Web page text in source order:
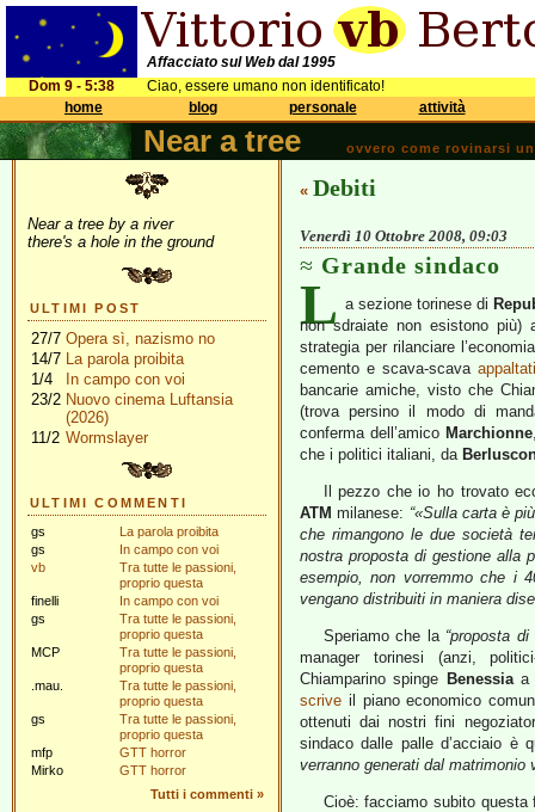
Affacciato sul Web dal 1995
Dom 9 - 5:38
Ciao, essere umano non identificato!
home
blog personale attività
Near a tree ovvero come rovinarsi
Near a tree by a river
there's a hole in the ground
ULTIMI POST
27/7 Opera sì, nazismo no
14/7 La parola proibita
1/4
In campo con voi
23/2 Nuovo cinema Luftansia
(2026)
11/2 Wormslayer
ULTIMI COMMENTI
gs
La parola proibita
gs
In campo con voi
vb
Tra tutte le passioni,
proprio questa
finelli
In campo con voi
gs
Tra tutte le passioni,
proprio questa
MCP
Tra tutte le passioni,
proprio questa
.mau.
Tra tutte le passioni,
proprio questa
gs
Tra tutte le passioni,
proprio questa
mfp
GTT horror
Mirko
GTT horror
Tutti i commenti »
« Debiti
Venerdì 10 Ottobre 2008, 09:03
Grande sindaco
L a sezione torinese di
non sdraiate non esistono più)
strategia per rilanciare
cemento e scava-scava
bancarie amiche, visto che
(trova persino il modo di
conferma dell’amico Marchionne
che i politici italiani, da
Il pezzo che io ho trovato
ATM milanese: “«Sulla carta è
che rimangono le due società
nostra proposta di gestione alla
esempio, non vorremmo che i
vengano distribuiti in maniera
Speriamo che la “proposta
manager torinesi (anzi,
Chiamparino spinge Benessiaa
scrive il piano economico
ottenuti dai nostri fini
sindaco dalle palle d’acciaio è
verranno generati dal matrimonio
Cioè: facciamo subito